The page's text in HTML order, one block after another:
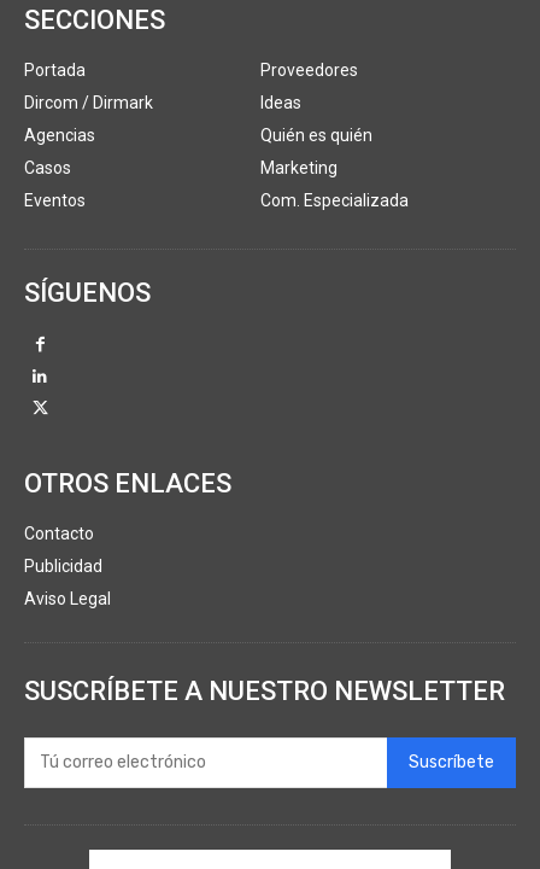
SECCIONES
Portada
Dircom / Dirmark
Agencias
Casos
Eventos
Proveedores
Ideas
Quién es quién
Marketing
Com. Especializada
SÍGUENOS
OTROS ENLACES
Contacto
Publicidad
Aviso Legal
SUSCRÍBETE A NUESTRO NEWSLETTER
Suscríbete